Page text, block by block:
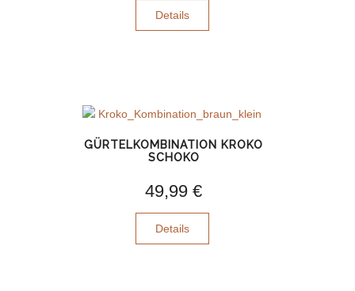
Details
GÜRTELKOMBINATION KROKO
SCHOKO
49,99 €
Details